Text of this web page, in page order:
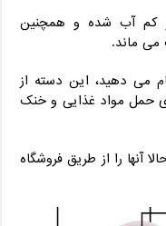
کم آب شده و همچنین
می ماند.
می دهید، این دسته از
حمل مواد غذایی و خنک
آنها را از طریق فروشگاه